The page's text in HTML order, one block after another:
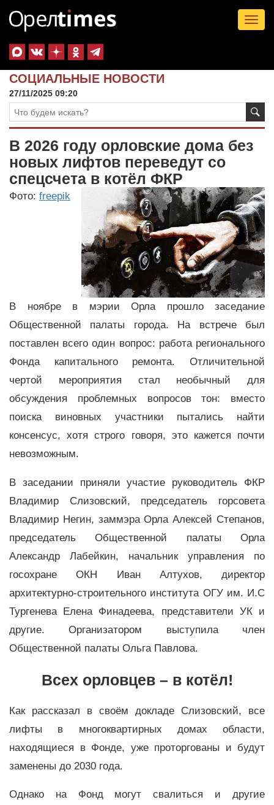
СОЦИАЛЬНЫЕ НОВОСТИ
27/11/2025 09:20
В 2026 году орловские дома без
новых лифтов переведут со
спецсчета в котёл ФКР
Фото: freepik
В ноябре в мэрии Орла прошло заседание
Общественной палаты города. На встрече был
поставлен всего один вопрос: работа регионального
Фонда капитального ремонта. Отличительной
чертой мероприятия стал необычный для
обсуждения проблемных вопросов тон: вместо
поиска виновных участники пытались найти
консенсус, хотя строго говоря, это кажется почти
невозможным.
В заседании приняли участие руководитель ФКР
Владимир Слизовский, председатель горсовета
Владимир Негин, заммэра Орла Алексей Степанов,
председатель Общественной палаты Орла
Александр Лабейкин, начальник управления по
госохране ОКН Иван Алтухов, директор
архитектурно-строительного института ОГУ им. И.С
Тургенева Елена Финадеева, представители УК и
другие. Организатором выступила член
Общественной палаты Ольга Павлова.
Всех орловцев – в котёл!
Как рассказал в своём докладе Слизовский, все
лифты в многоквартирных домах области,
находящиеся в Фонде, уже проторгованы и будут
заменены до 2030 года.
Однако на Фонд могут свалиться и другие